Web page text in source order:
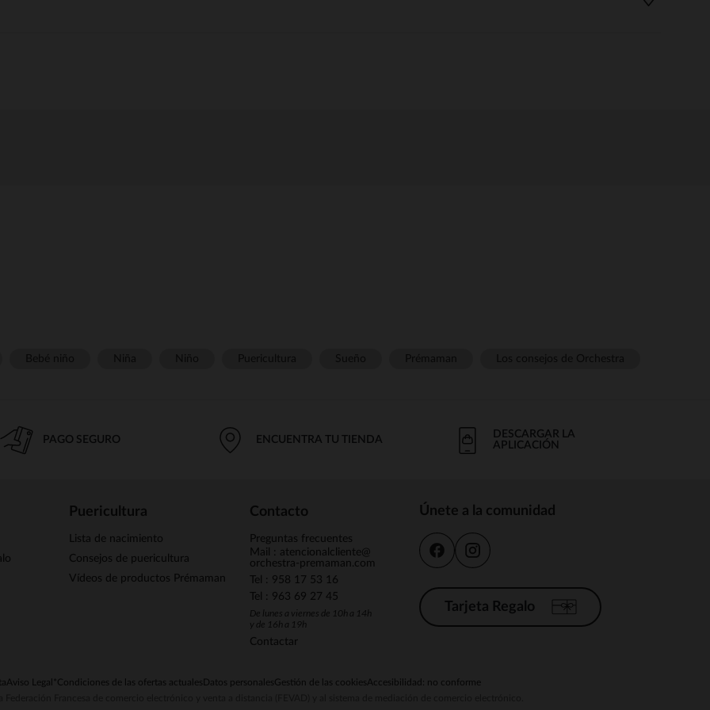
PAGO SEGURO ENCUENTRA TU TIENDA
DESCARGAR LA
APLICACIÓN
Puericultura
Lista de nacimiento
Consejos de puericultura
Vídeos de productos Prémaman
Contacto
Preguntas frecuentes
Mail : atencionalcliente@
orchestra-premaman.com
Tel : 958 17 53 16
Tel : 963 69 27 45
De lunes a viernes de 10h a 14h
y de 16h a 19h
Contactar
Únete a la comunidad
Tarjeta Regalo
Aviso Legal *Condiciones de las ofertas actuales Datos personalesGestión de las cookiesAccesibilidad: no conforme